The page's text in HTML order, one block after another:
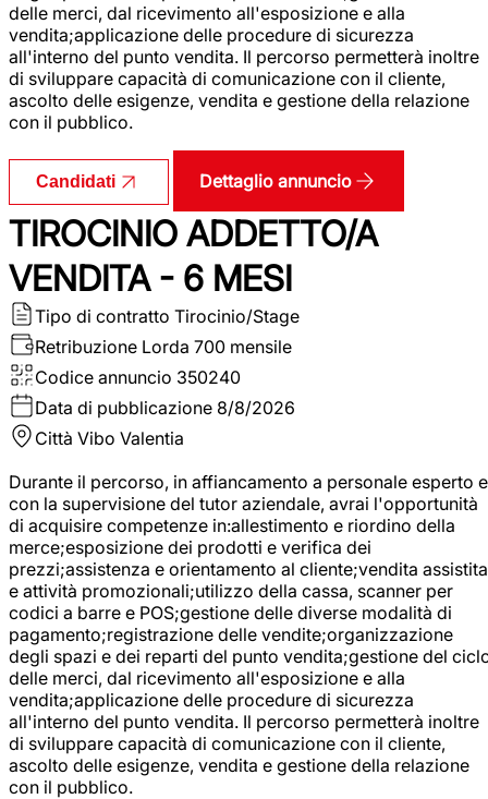
delle merci, dal ricevimento all'esposizione e alla
vendita;applicazione delle procedure di sicurezza
all'interno del punto vendita. Il percorso permetterà inoltre
di sviluppare capacità di comunicazione con il cliente,
ascolto delle esigenze, vendita e gestione della relazione
con il pubblico.
Candidati Dettaglio annuncio
TIROCINIO ADDETTO/A
VENDITA - 6 MESI
Tipo di contratto Tirocinio/Stage
Retribuzione Lorda 700 mensile
Codice annuncio 350240
Data di pubblicazione 8/8/2026
Città Vibo Valentia
Durante il percorso, in affiancamento a personale esperto e
con la supervisione del tutor aziendale, avrai l'opportunità
di acquisire competenze in:allestimento e riordino della
merce;esposizione dei prodotti e verifica dei
prezzi;assistenza e orientamento al cliente;vendita assistita
e attività promozionali;utilizzo della cassa, scanner per
codici a barre e POS;gestione delle diverse modalità di
pagamento;registrazione delle vendite;organizzazione
degli spazi e dei reparti del punto vendita;gestione del
delle merci, dal ricevimento all'esposizione e alla
vendita;applicazione delle procedure di sicurezza
all'interno del punto vendita. Il percorso permetterà inoltre
di sviluppare capacità di comunicazione con il cliente,
ascolto delle esigenze, vendita e gestione della relazione
con il pubblico.